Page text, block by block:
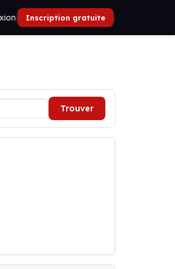
| Inscription gratuite |
Trouver